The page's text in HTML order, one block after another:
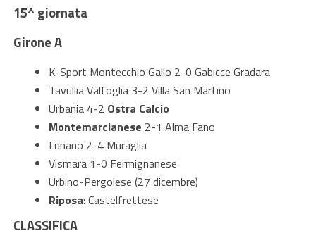
15^ giornata
Girone A
K-Sport Montecchio Gallo 2-0 Gabicce Gradara
Tavullia Valfoglia 3-2 Villa San Martino
Urbania 4-2 Ostra Calcio
Montemarcianese 2-1 Alma Fano
Lunano 2-4 Muraglia
Vismara 1-0 Fermignanese
Urbino-Pergolese (27 dicembre)
Riposa: Castelfrettese
CLASSIFICA